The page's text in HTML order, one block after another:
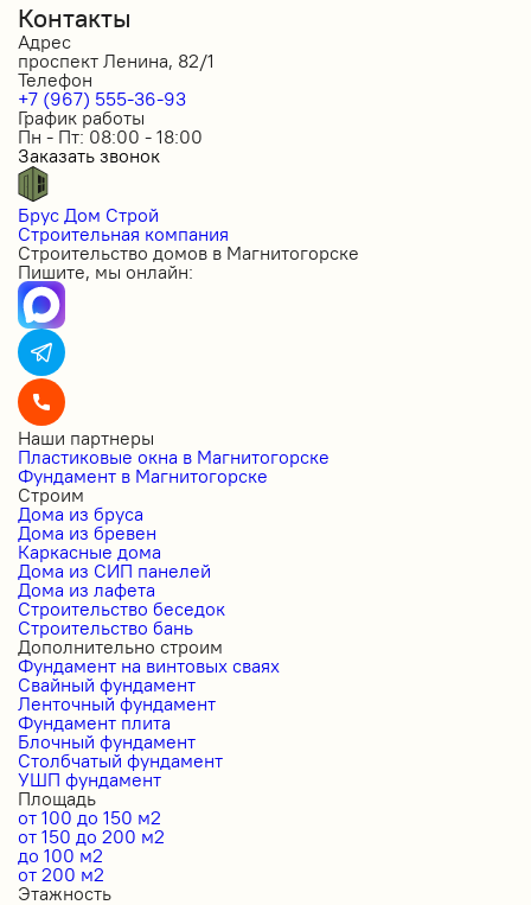
Контакты
Адрес
проспект Ленина, 82/1
Телефон
+7 (967) 555-36-93
График работы
Пн - Пт: 08:00 - 18:00
Заказать звонок
Брус Дом Строй
Строительная компания
Строительство домов в Магнитогорске
Пишите, мы онлайн:
Наши партнеры
Пластиковые окна в Магнитогорске
Фундамент в Магнитогорске
Строим
Дома из бруса
Дома из бревен
Каркасные дома
Дома из СИП панелей
Дома из лафета
Строительство беседок
Строительство бань
Дополнительно строим
Фундамент на винтовых сваях
Свайный фундамент
Ленточный фундамент
Фундамент плита
Блочный фундамент
Столбчатый фундамент
УШП фундамент
Площадь
от 100 до 150 м2
от 150 до 200 м2
до 100 м2
от 200 м2
Этажность